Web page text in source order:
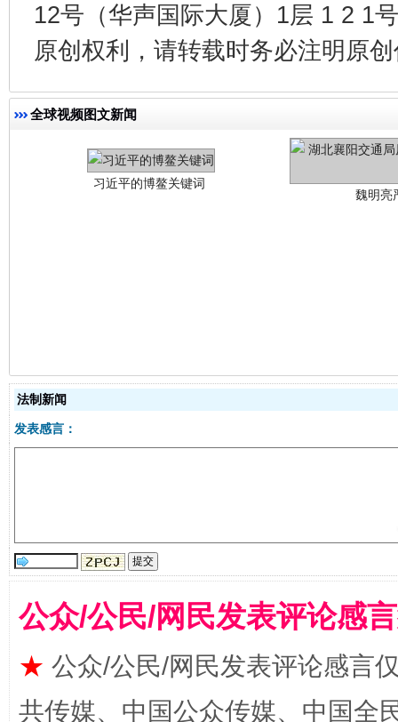
12号（华声国际大厦）1层 1 2 1
原创权利，请转载时务必注明原
全球视频图文新闻
魏明亮
揭批美国五大"原罪"
法制新闻
发表感言：
公众/公民/网民发表评论感
★ 公众/公民/网民发表评论感言
共传媒、中国公众传媒、中国全